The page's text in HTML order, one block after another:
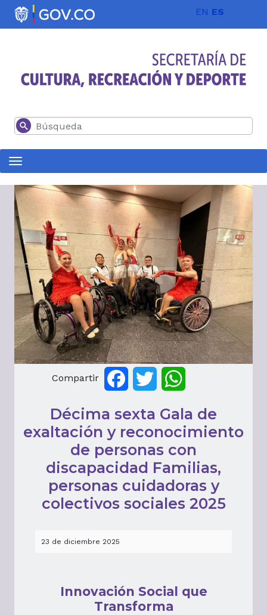
Pasar al contenido principal EN ES
Buscar
Compartir FacebookTwitter
Décima sexta Gala de
exaltación y reconocimiento
de personas con
discapacidad Familias,
personas cuidadoras y
colectivos sociales 2025
23 de diciembre 2025
Innovación Social que
Transforma